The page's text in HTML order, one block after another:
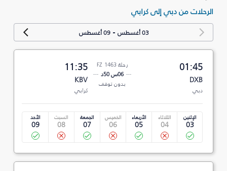
الرحلات من دبي إلى كرابي
03 أغسطس -09 أغسطس
01:45
DXB
دبي
رحلة FZ 1463
06س 50د
بدون توقف
11:35
KBV
كرابي
الإثنين
03
الثلاثاء
04
الأربعاء
05
الخميس
06
الجمعة
07
السبت
08
الأحد
09